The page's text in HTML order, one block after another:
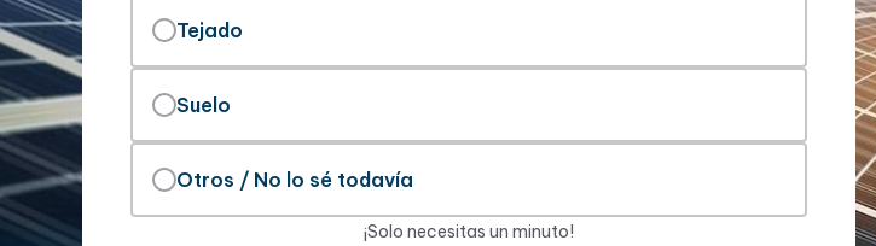
Tejado
Suelo
Otros / No lo sé todavía
¡Solo necesitas un minuto!